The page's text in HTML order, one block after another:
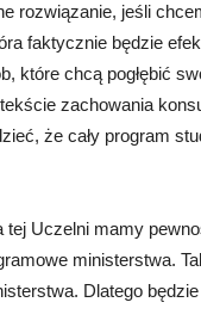
rozwiązanie, jeśli
faktycznie będzie
które chcą pogłębić
zachowania
że cały program
Uczelni mamy
ministerstwa.
Dlatego